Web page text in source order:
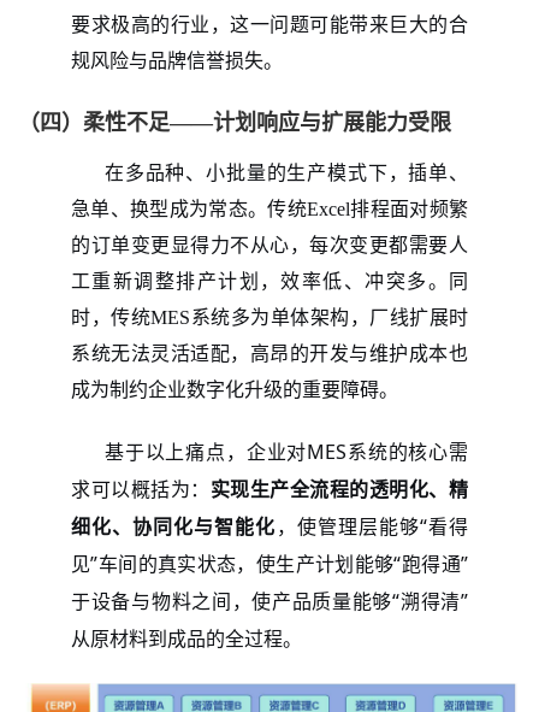
要求极高的行业，这一问题可能带来巨大的合
规风险与品牌信誉损失。
（四）柔性不足——计划响应与扩展能力受限
在多品种、小批量的生产模式下，插单、
急单、换型成为常态。传统Excel排程面对频繁
的订单变更显得力不从心，每次变更都需要人
工重新调整排产计划，效率低、冲突多。同
时，传统MES系统多为单体架构，厂线扩展时
系统无法灵活适配，高昂的开发与维护成本也
成为制约企业数字化升级的重要障碍。
基于以上痛点，企业对MES系统的核心需
求可以概括为： 实现生产全流程的透明化、精
细化、协同化与智能化，使管理层能够“看得
见”车间的真实状态，使生产计划能够“跑得通”
于设备与物料之间，使产品质量能够“溯得清”
从原材料到成品的全过程。